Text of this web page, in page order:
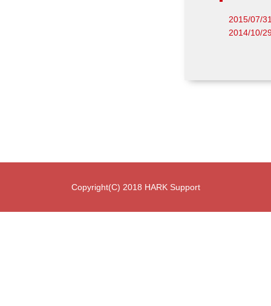
2015/07/
2014/10/
Copyright(C) 2018 HARK Support